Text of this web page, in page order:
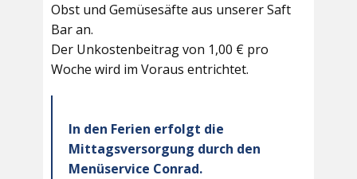
Obst und Gemüsesäfte aus unserer Saft
Bar an.
Der Unkostenbeitrag von 1,00 € pro
Woche wird im Voraus entrichtet.
In den Ferien erfolgt die
Mittagsversorgung durch den
Menüservice Conrad.